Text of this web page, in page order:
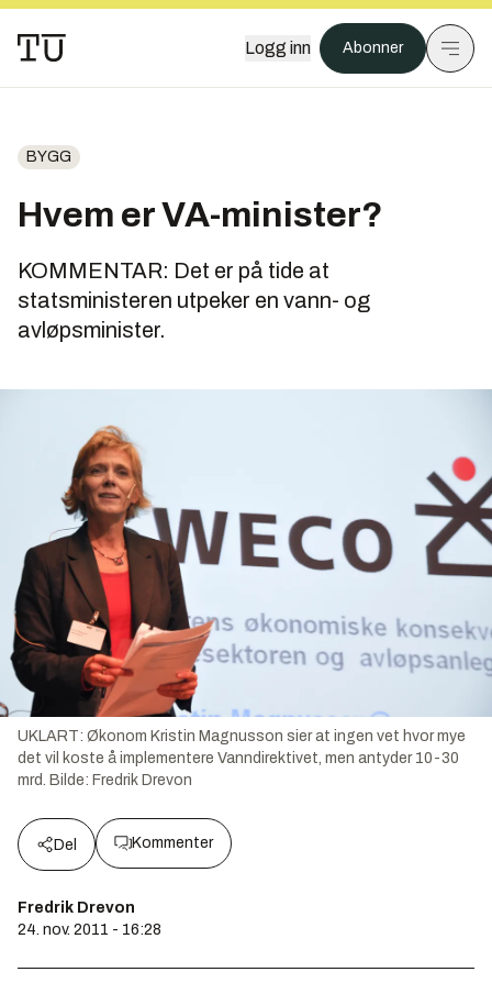
Logg inn Abonner
BYGG
Hvem er VA-minister?
KOMMENTAR: Det er på tide at
statsministeren utpeker en vann- og
avløpsminister.
UKLART: Økonom Kristin Magnusson sier at ingen vet hvor mye
det vil koste å implementere Vanndirektivet, men antyder 10-30
mrd.
Bilde: Fredrik Drevon
Del Kommenter
Fredrik Drevon
24. nov. 2011 - 16:28